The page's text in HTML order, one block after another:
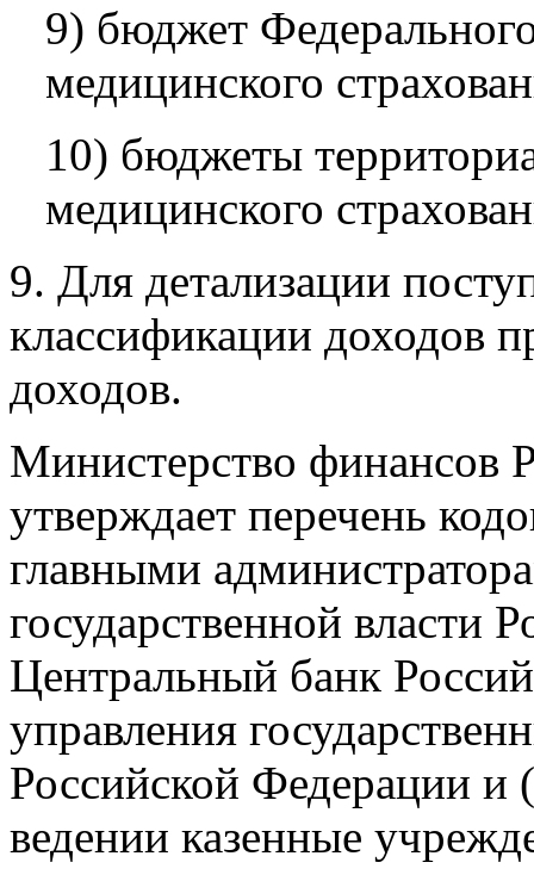
9) бюджет
медицинского
10) бюджеты
медицинского
9. Для детализации
классификации доходов
доходов.
Министерство финансов
утверждает перечень
главными
государственной власти
Центральный банк
управления
Российской Федерации и
ведении казенные